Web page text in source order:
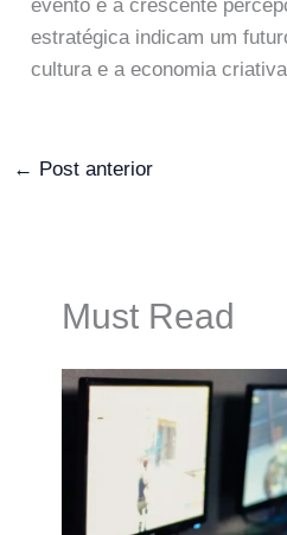
evento e a crescente
estratégica indicam um
cultura e a economia
← Post anterior
Must Read